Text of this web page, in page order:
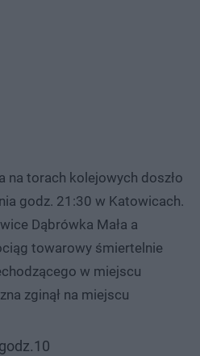
na torach kolejowych doszło
godz. 21:30 w Katowicach.
Dąbrówka Mała a
towarowy śmiertelnie
w miejscu
zginął na miejscu